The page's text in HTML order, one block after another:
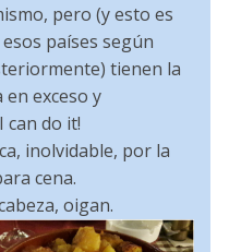
pero (y esto es
países según
tienen la
exceso y
can do it!
inolvidable, por la
cena.
oigan.